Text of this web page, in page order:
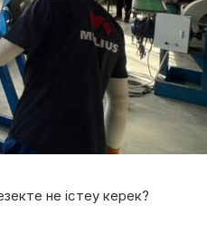
не істеу керек?